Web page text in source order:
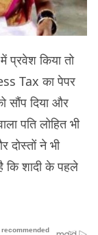
प्रवेश किया तो
Tax का पेपर
सौंप दिया और
पति लोहित भी
ने भी
कि शादी के पहले